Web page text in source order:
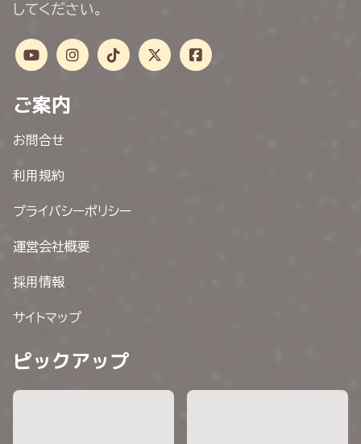
してください。
ご案内
お問合せ
利用規約
プライバシーポリシー
運営会社概要
採用情報
サイトマップ
ピックアップ